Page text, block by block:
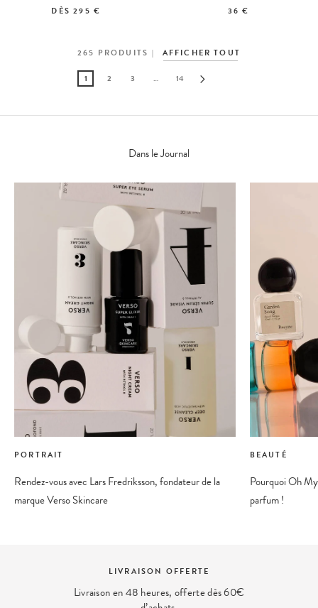
DÈS295 € 36 €
265 PRODUITS AFFICHER TOUT
1 2 3 … 14
Dans le Journal
PORTRAIT
Rendez-vous avec Lars Fredriksson, fondateur de la
marque Verso Skincare
BEAUTÉ
Pourquoi Oh
parfum !
PAIEMENT SÉCURISÉ
Et 4x sans frais disponible avec Paypal